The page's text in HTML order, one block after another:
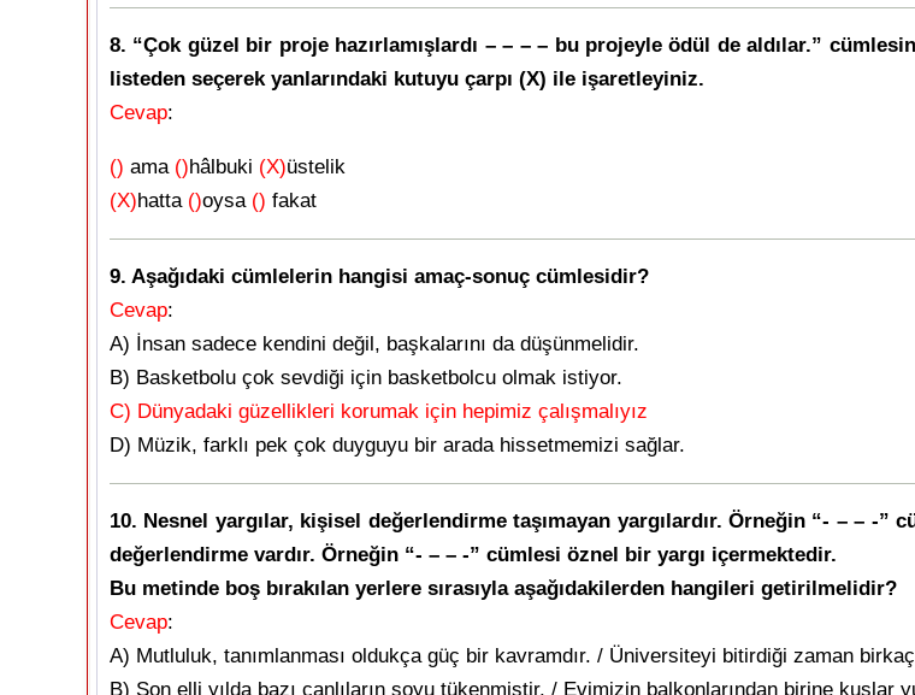
8. “Çok güzel bir proje hazırlamışlardı – – – – bu projeyle ödül de aldılar.”
listeden seçerek yanlarındaki kutuyu çarpı (X) ile işaretleyiniz.
Cevap:
() ama ()hâlbuki (X)üstelik
(X)hatta ()oysa () fakat
9. Aşağıdaki cümlelerin hangisi amaç-sonuç cümlesidir?
Cevap:
A) İnsan sadece kendini değil, başkalarını da düşünmelidir.
B) Basketbolu çok sevdiği için basketbolcu olmak istiyor.
C) Dünyadaki güzellikleri korumak için hepimiz çalışmalıyız
D) Müzik, farklı pek çok duyguyu bir arada hissetmemizi sağlar.
10. Nesnel yargılar, kişisel değerlendirme taşımayan yargılardır. Örneğin “- – – -
değerlendirme vardır. Örneğin “- – – -” cümlesi öznel bir yargı içermektedir.
Bu metinde boş bırakılan yerlere sırasıyla aşağıdakilerden hangileri getirilmelidir?
Cevap:
A) Mutluluk, tanımlanması oldukça güç bir kavramdır. / Üniversiteyi bitirdiği zaman
B) Son elli yılda bazı canlıların soyu tükenmiştir. / Evimizin balkonlarından birine kuşlar